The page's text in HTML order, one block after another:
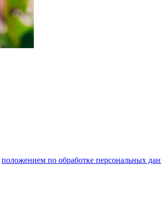
положением по обработке персональных